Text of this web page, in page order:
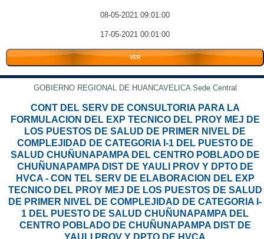
08-05-2021 09:01:00
17-05-2021 00:01:00
VER
GOBIERNO REGIONAL DE HUANCAVELICA Sede Central
CONT DEL SERV DE CONSULTORIA PARA LA
FORMULACION DEL EXP TECNICO DEL PROY MEJ DE
LOS PUESTOS DE SALUD DE PRIMER NIVEL DE
COMPLEJIDAD DE CATEGORIA I-1 DEL PUESTO DE
SALUD CHUÑUNAPAMPA DEL CENTRO POBLADO DE
CHUÑUNAPAMPA DIST DE YAULI PROV Y DPTO DE
HVCA - CON TEL SERV DE ELABORACION DEL EXP
TECNICO DEL PROY MEJ DE LOS PUESTOS DE SALUD
DE PRIMER NIVEL DE COMPLEJIDAD DE CATEGORIA I-
1 DEL PUESTO DE SALUD CHUÑUNAPAMPA DEL
CENTRO POBLADO DE CHUÑUNAPAMPA DIST DE
YAULI PROV Y DPTO DE HVCA